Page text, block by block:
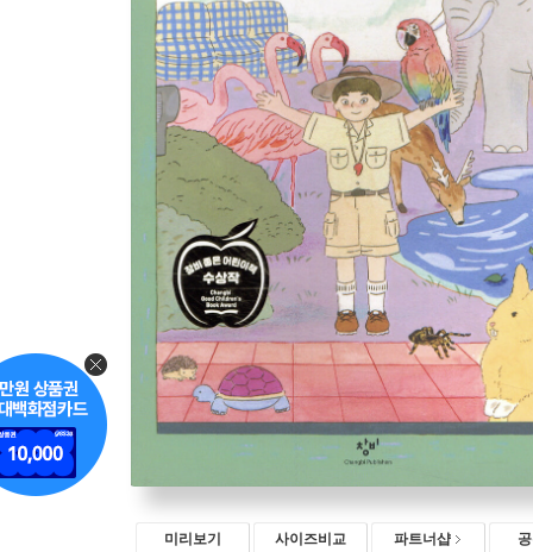
미리보기 사이즈비교 파트너샵